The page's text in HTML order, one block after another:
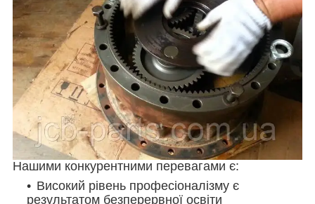
Нашими конкурентними перевагами є:
Високий рівень професіоналізму є
результатом безперервної освіти